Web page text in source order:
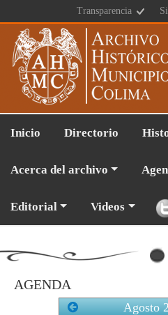
Transparencia
Inicio Directorio
Acerca del archivo
Editorial Videos
AGENDA
Agosto